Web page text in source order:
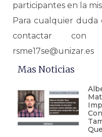
participantes en la
Para cualquier duda
contactar con
rsme17se@unizar.es
Mas Noticias